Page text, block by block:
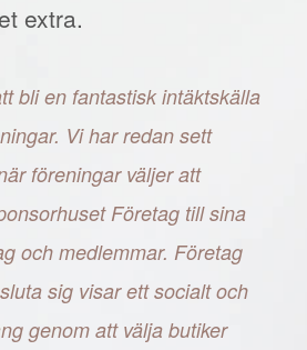
extra.
bli en fantastisk intäktskälla
Vi har redan sett
föreningar väljer att
Företag till sina
och medlemmar. Företag
sig visar ett socialt och
genom att välja butiker